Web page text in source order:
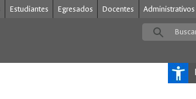
Estudiantes Egresados Docentes Administrativos